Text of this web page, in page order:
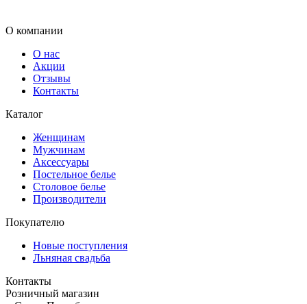
О компании
О нас
Акции
Отзывы
Контакты
Каталог
Женщинам
Мужчинам
Аксессуары
Постельное белье
Столовое белье
Производители
Покупателю
Новые поступления
Льняная свадьба
Контакты
Розничный магазин